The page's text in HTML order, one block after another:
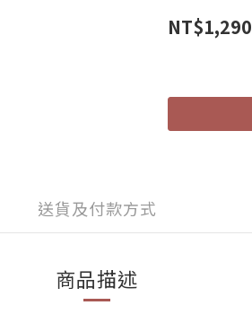
NT$1,290
送貨及付款方式
商品描述